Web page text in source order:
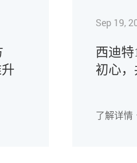
Sep 19,
西迪
初心
了解详情